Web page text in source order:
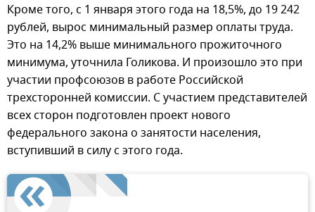
Кроме того, с 1 января этого года на 18,5%, до 19 242
рублей, вырос минимальный размер оплаты труда.
Это на 14,2% выше минимального прожиточного
минимума, уточнила Голикова. И произошло это при
участии профсоюзов в работе Российской
трехсторонней комиссии. С участием представителей
всех сторон подготовлен проект нового
федерального закона о занятости населения,
вступивший в силу с этого года.